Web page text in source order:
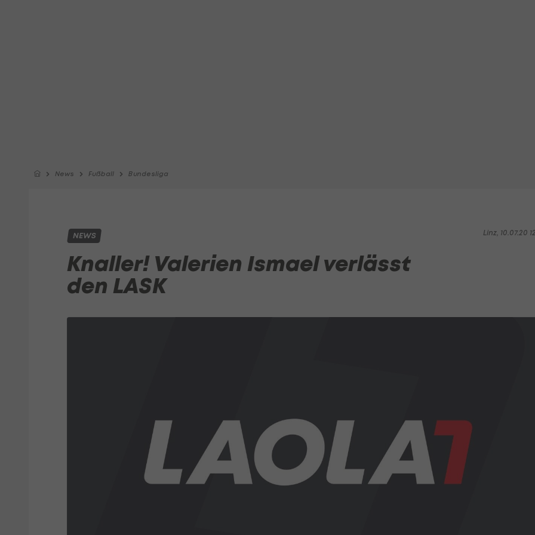
News Fußball Bundesliga
Linz, 10.07.20
NEWS
Knaller! Valerien Ismael verlässt
den LASK